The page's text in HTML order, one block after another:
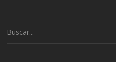
Buscar: